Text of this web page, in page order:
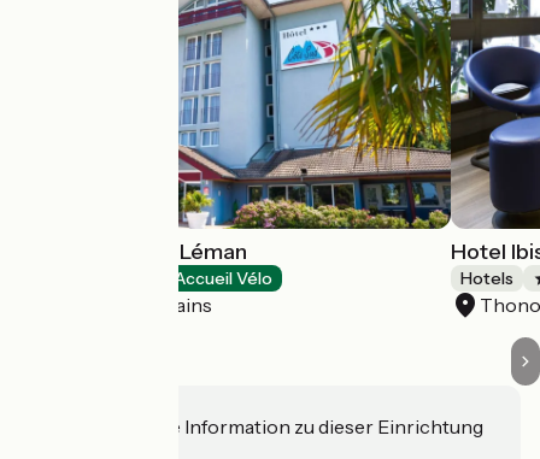
Hotel Côté Sud Léman
Accueil Vélo
Thonon-les-Bains
Hotel
Hotels
Haben Sie eine Information zu dieser Einrichtung